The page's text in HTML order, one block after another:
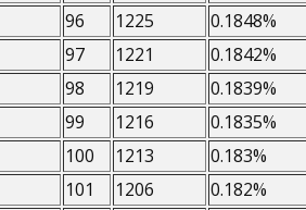
96 1225 0.1848%
97 1221 0.1842%
98 1219 0.1839%
99 1216 0.1835%
100 1213 0.183%
101 1206 0.182%